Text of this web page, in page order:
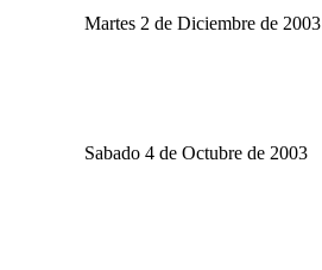
Martes 2 de Diciembre de 2003
Sabado 4 de Octubre de 2003